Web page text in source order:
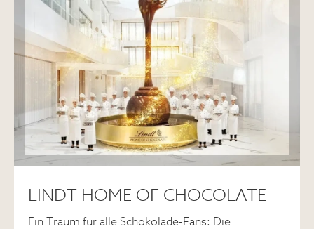
LINDT HOME OF CHOCOLATE
Ein Traum für alle Schokolade-Fans: Die